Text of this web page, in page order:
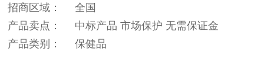
招商区域：
全国
产品卖点：
中标产品 市场保护 无需保证金
产品类别：
保健品